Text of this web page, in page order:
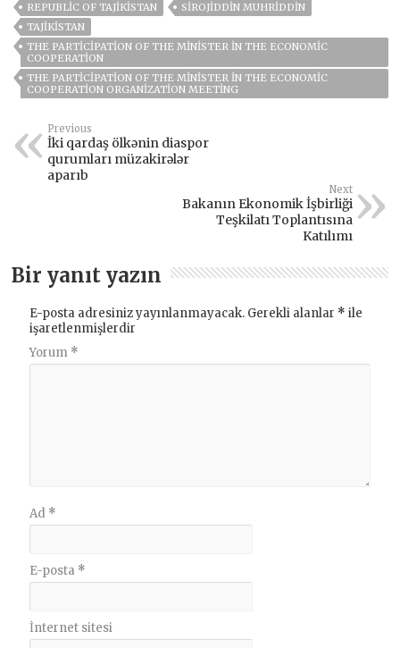
REPUBLIC OF TAJIKISTAN
SIROJIDDIN MUHRIDDIN
TAJIKISTAN
THE PARTICIPATION OF THE MINISTER IN THE ECONOMIC
COOPERATION
THE PARTICIPATION OF THE MINISTER IN THE ECONOMIC
COOPERATION ORGANIZATION MEETING
Previous
İki qardaş ölkənin diaspor
qurumları müzakirələr
aparıb
Next
Bakanın Ekonomik İşbirliği
Teşkilatı Toplantısına
Katılımı
Bir yanıt yazın
E-posta adresiniz yayınlanmayacak. Gerekli alanlar * ile
işaretlenmişlerdir
Yorum *
Ad *
E-posta *
İnternet sitesi